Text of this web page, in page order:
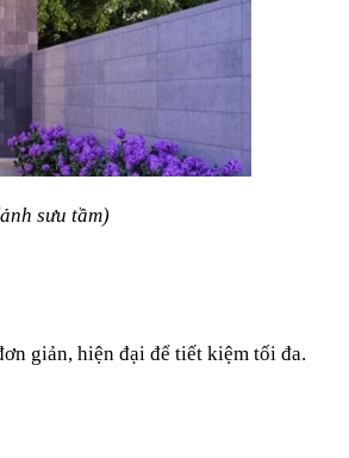
sưu tầm)
giản, hiện đại để tiết kiệm tối đa.